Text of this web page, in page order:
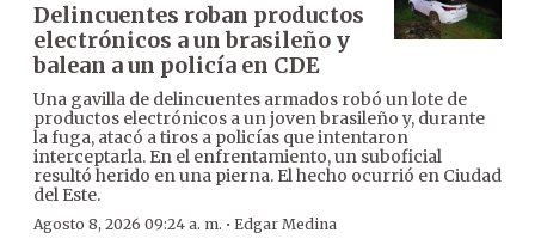
Delincuentes roban productos
electrónicos a un brasileño y
balean a un policía en CDE
Una gavilla de delincuentes armados robó un lote de
productos electrónicos a un joven brasileño y, durante
la fuga, atacó a tiros a policías que intentaron
interceptarla. En el enfrentamiento, un suboficial
resultó herido en una pierna. El hecho ocurrió en Ciudad
del Este.
Agosto 8, 2026 09:24 a. m. · Edgar Medina